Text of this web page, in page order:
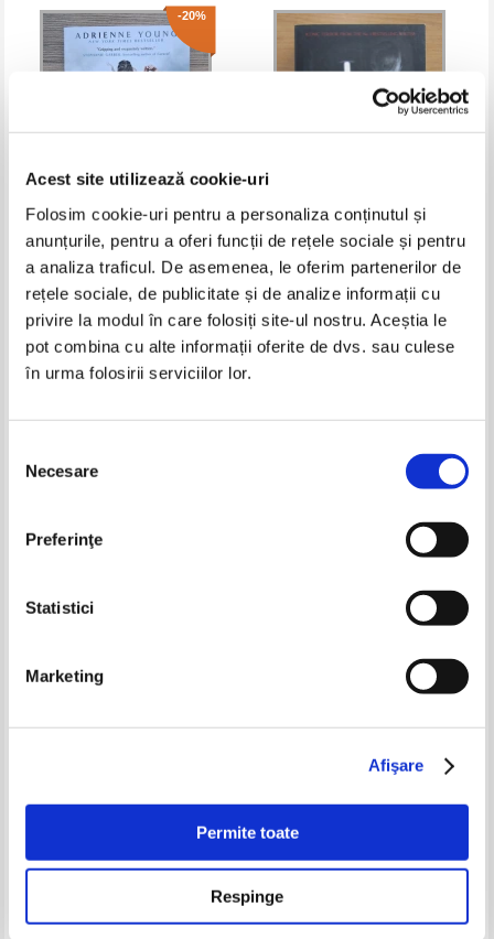
Acest site utilizează cookie-uri
Folosim cookie-uri pentru a personaliza conținutul și
anunțurile, pentru a oferi funcții de rețele sociale și pentru
a analiza traficul. De asemenea, le oferim partenerilor de
rețele sociale, de publicitate și de analize informații cu
privire la modul în care folosiți site-ul nostru. Aceștia le
pot combina cu alte informații oferite de dvs. sau culese
în urma folosirii serviciilor lor.
consimțământului
Necesare
Preferinţe
Statistici
Marketing
Afişare
Permite toate
Respinge
-20%
Adrienne Young - The girl the
sea gave back
Pret:41,00Lei 32,80 Lei
Adaugă în coș
Stephen King - The shining
Pret:65,00 Lei
Adaugă în coș
Adaugă în coș
Paul Margueritte, Victor
Lei